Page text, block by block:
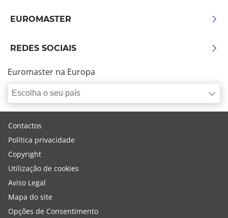
EUROMASTER
REDES SOCIAIS
Euromaster na Europa
Escolha o seu país
Contactos
Política privacidade
Copyright
Utilização de cookies
Aviso Legal
Mapa do site
Opções de Consentimento